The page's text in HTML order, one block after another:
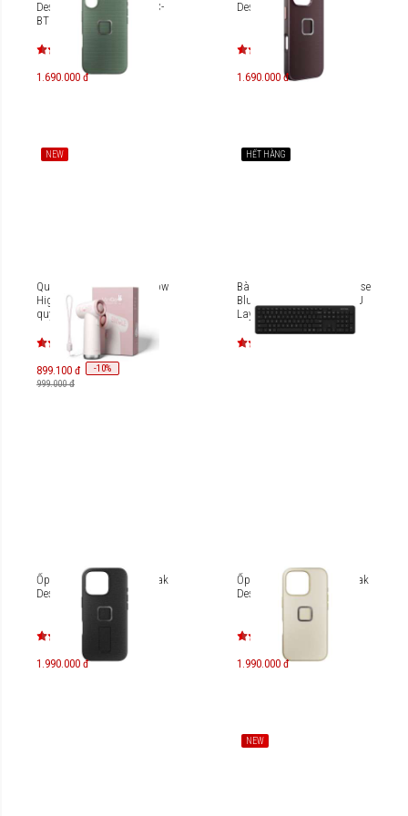
Design Everyday PD-M-MC-
BT
1.690.000 đ
Design Fabric
1.690.000 đ
NEW
Quạt cầm tay Miffy x Mipow
High-speed Fan (IP Bản
quyền) MF15
899.100 đ -10%
999.000 đ
HẾT HÀNG
Bàn phím không dây Incase
Bluetooth Keyboard EN-EU
Layout QSZ-00017
Ốp lưng iPhone 16 Pro Peak
Design Loop
1.990.000 đ
Ốp lưng iPhone 16 Pro Peak
Design Clarino
1.990.000 đ
NEW